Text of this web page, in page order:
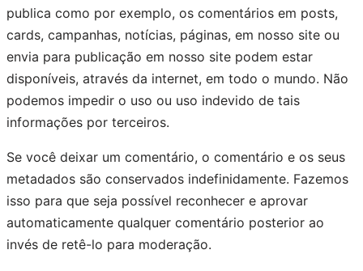
publica como por exemplo, os comentários em posts,
cards, campanhas, notícias, páginas, em nosso site ou
envia para publicação em nosso site podem estar
disponíveis, através da internet, em todo o mundo. Não
podemos impedir o uso ou uso indevido de tais
informações por terceiros.
Se você deixar um comentário, o comentário e os seus
metadados são conservados indefinidamente. Fazemos
isso para que seja possível reconhecer e aprovar
automaticamente qualquer comentário posterior ao
invés de retê-lo para moderação.